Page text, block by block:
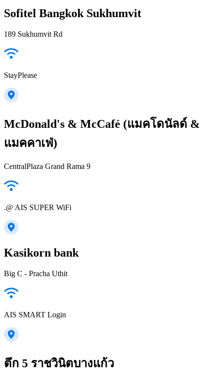
Sofitel Bangkok Sukhumvit
189 Sukhumvit Rd
StayPlease
McDonald's & McCafé (แมคโดนัลด์ &
แมคคาเฟ่)
CentralPlaza Grand Rama 9
.@ AIS SUPER WiFi
Kasikorn bank
Big C - Pracha Uthit
AIS SMART Login
ตึก 5 ราชวินิตบางแก้ว